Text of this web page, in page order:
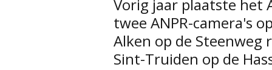
Vorig jaar plaatste het
twee ANPR-camera's
Alken op de
Sint-Truiden op de